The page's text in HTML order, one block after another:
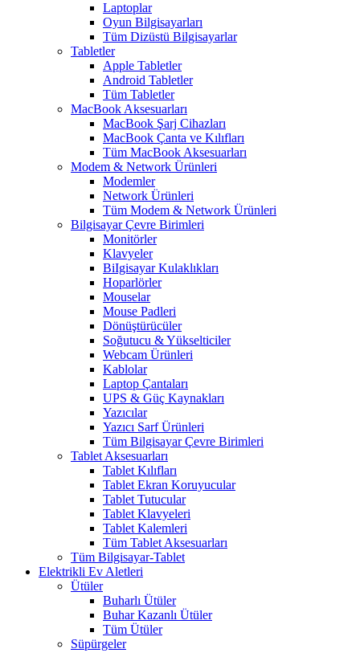
Laptoplar
Oyun Bilgisayarları
Tüm Dizüstü Bilgisayarlar
Tabletler
Apple Tabletler
Android Tabletler
Tüm Tabletler
MacBook Aksesuarları
MacBook Şarj Cihazları
MacBook Çanta ve Kılıfları
Tüm MacBook Aksesuarları
Modem & Network Ürünleri
Modemler
Network Ürünleri
Tüm Modem & Network Ürünleri
Bilgisayar Çevre Birimleri
Monitörler
Klavyeler
BiIgisayar Kulaklıkları
Hoparlörler
Mouselar
Mouse Padleri
Dönüştürücüler
Soğutucu & Yükselticiler
Webcam Ürünleri
Kablolar
Laptop Çantaları
UPS & Güç Kaynakları
Yazıcılar
Yazıcı Sarf Ürünleri
Tüm Bilgisayar Çevre Birimleri
Tablet Aksesuarları
Tablet Kılıfları
Tablet Ekran Koruyucular
Tablet Tutucular
Tablet Klavyeleri
Tablet Kalemleri
Tüm Tablet Aksesuarları
Tüm Bilgisayar-Tablet
Elektrikli Ev Aletleri
Ütüler
Buharlı Ütüler
Buhar Kazanlı Ütüler
Tüm Ütüler
Süpürgeler